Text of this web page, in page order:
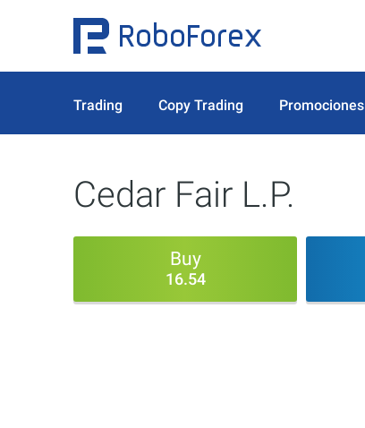
Trading Copy Trading Promociones
Cedar Fair L.P.
Buy
16.54